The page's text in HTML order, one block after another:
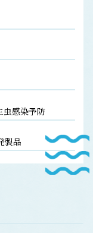
虫感染予防
製品